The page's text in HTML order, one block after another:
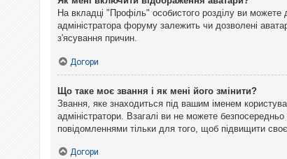
На вкладці "Профіль" особистого розділу ви можете
адміністратора форуму залежить чи дозволені
з'ясування причин.
Догори
Що таке моє звання і як мені його змінити?
Звання, яке знаходиться під вашим іменем
адміністратори. Взагалі ви не можете
повідомленнями тільки для того, щоб підвищити
Догори